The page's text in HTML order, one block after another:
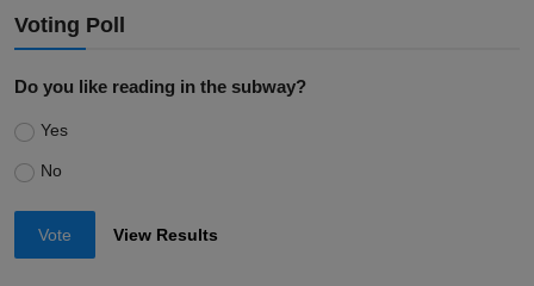
Voting Poll
Do you like reading in the subway?
Yes
No
Vote View Results